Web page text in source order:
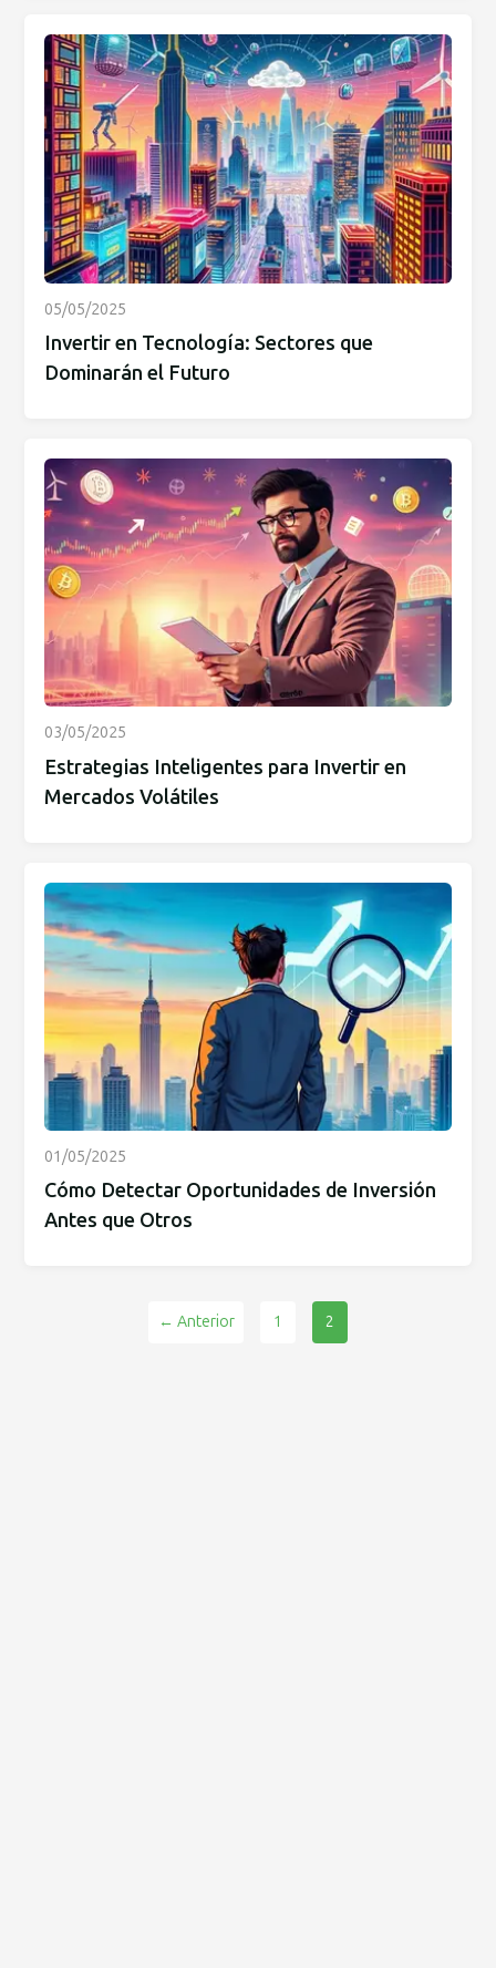
05/05/2025
Invertir en Tecnología: Sectores que
Dominarán el Futuro
03/05/2025
Estrategias Inteligentes para Invertir en
Mercados Volátiles
01/05/2025
Cómo Detectar Oportunidades de Inversión
Antes que Otros
← Anterior 1 2